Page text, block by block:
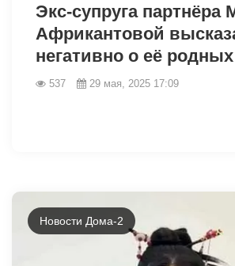
Экс-супруга партнёра
Африкантовой
негативно о её родных
537 29 мая, 2025 17:09
Новости Дома-2